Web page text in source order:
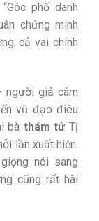
phố danh
chứng minh
cả vai chính
người giả câm
vũ đạo điêu
bà thám tửTị
lần xuất hiện.
nói sang
cũng rất hài